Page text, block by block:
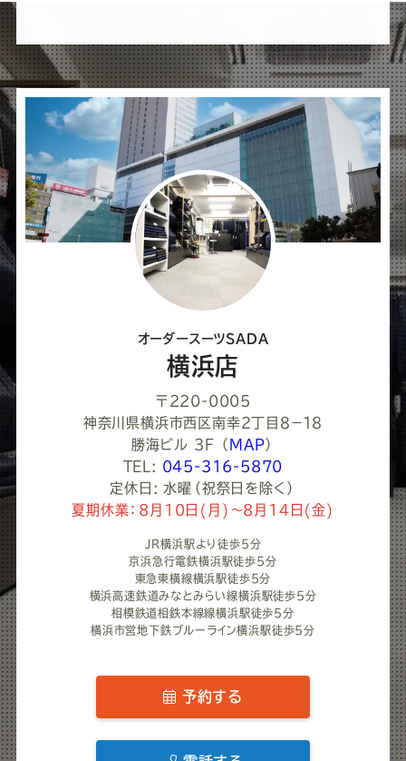
ば
シ
ェ
ア
し
て
く
だ
オーダースーツSADA
横浜店
〒220-0005
神奈川県横浜市西区南幸２丁目８−１８
勝海ビル 3F
（ MAP）
TEL: 045-316-5870
定休日: 水曜（祝祭日を除く）
夏期休業：8月10日(月)～8月14日(金)
JR横浜駅より徒歩5分
京浜急行電鉄横浜駅徒歩5分
東急東横線横浜駅徒歩5分
横浜高速鉄道みなとみらい線横浜駅徒歩5分
相模鉄道相鉄本線線横浜駅徒歩5分
横浜市営地下鉄ブルーライン横浜駅徒歩5分
予約する